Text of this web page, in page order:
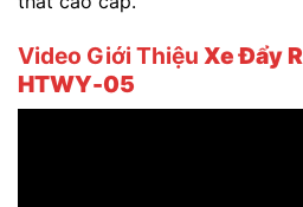
Video Giới Thiệu Xe Đẩy
HTWY-05